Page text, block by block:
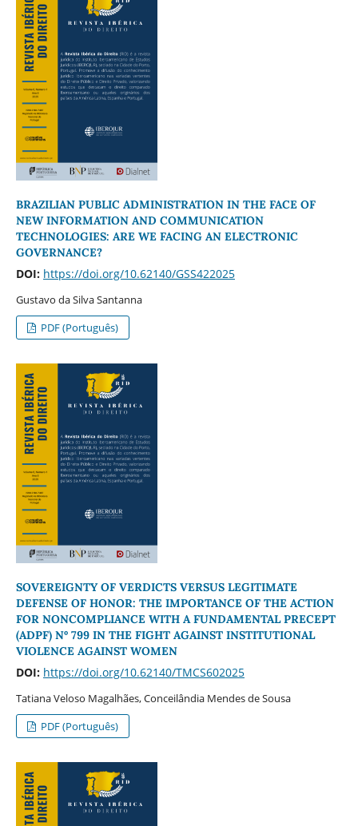
BRAZILIAN PUBLIC ADMINISTRATION IN THE FACE OF
NEW INFORMATION AND COMMUNICATION
TECHNOLOGIES: ARE WE FACING AN ELECTRONIC
GOVERNANCE?
DOI: https://doi.org/10.62140/GSS422025
Gustavo da Silva Santanna
PDF (Português)
SOVEREIGNTY OF VERDICTS VERSUS LEGITIMATE
DEFENSE OF HONOR: THE IMPORTANCE OF THE ACTION
FOR NONCOMPLIANCE WITH A FUNDAMENTAL PRECEPT
(ADPF) Nº 799 IN THE FIGHT AGAINST INSTITUTIONAL
VIOLENCE AGAINST WOMEN
DOI: https://doi.org/10.62140/TMCS602025
Tatiana Veloso Magalhães, Conceilândia Mendes de Sousa
PDF (Português)